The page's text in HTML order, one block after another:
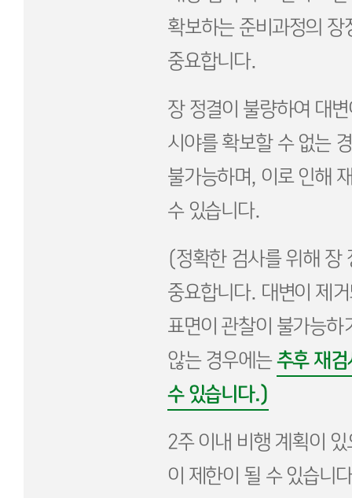
확보하는 준비과정의
중요합니다.
장 정결이 불량하여 대
시야를 확보할 수 없는
불가능하며, 이로 인해
수 있습니다.
(정확한 검사를 위해 장
중요합니다. 대변이 제
표면이 관찰이 불가능
않는 경우에는추후 재
수 있습니다.)
2주 이내 비행 계획이
이 제한이 될 수 있습니